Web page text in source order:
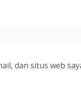
dan situs web